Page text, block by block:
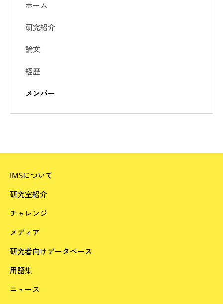
ホーム
研究紹介
論文
経歴
メンバー
IMSについて
研究室紹介
チャレンジ
メディア
研究者向けデータベース
用語集
ニュース